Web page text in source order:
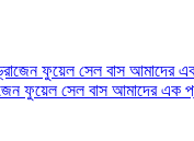
ফুয়েল সেল বাস আমাদের এক